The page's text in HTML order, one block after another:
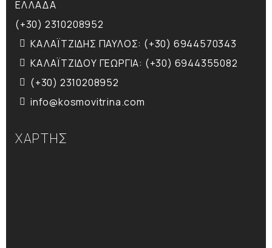
ΕΛΛΑΔΑ
(+30) 2310208952
ΚΑΛΑΪΤΖΙΔΗΣ ΠΑΥΛΟΣ: (+30) 6944570343
ΚΑΛΑΪΤΖΙΔΟΥ ΓΕΩΡΓΙΑ: (+30) 6944355082
(+30) 2310208952
info@kosmovitrina.com
ΧΑΡΤΗΣ